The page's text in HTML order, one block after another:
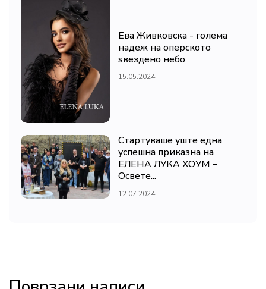
Ева Живковска - голема
надеж на оперското
ѕвездено небо
15.05.2024
Стартуваше уште една
успешна приказна на
ЕЛЕНА ЛУКА ХОУМ –
Освете...
12.07.2024